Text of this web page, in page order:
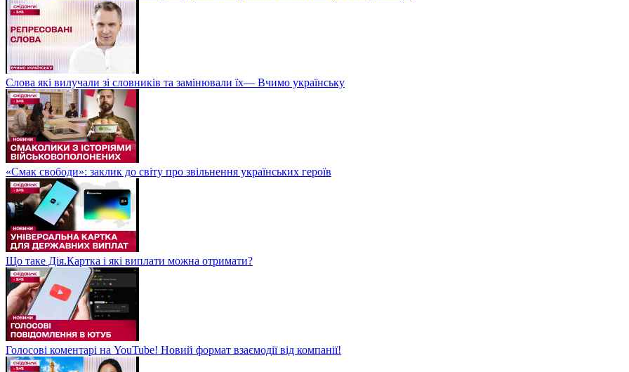
Слова які вилучали зі словників та замінювали їх— Вчимо українську
«Смак свободи»: заклик до світу про звільнення українських героїв
Що таке Дія.Картка і які виплати можна отримати?
Голосові коментарі на YouTube! Новий формат взаємодії від компанії!